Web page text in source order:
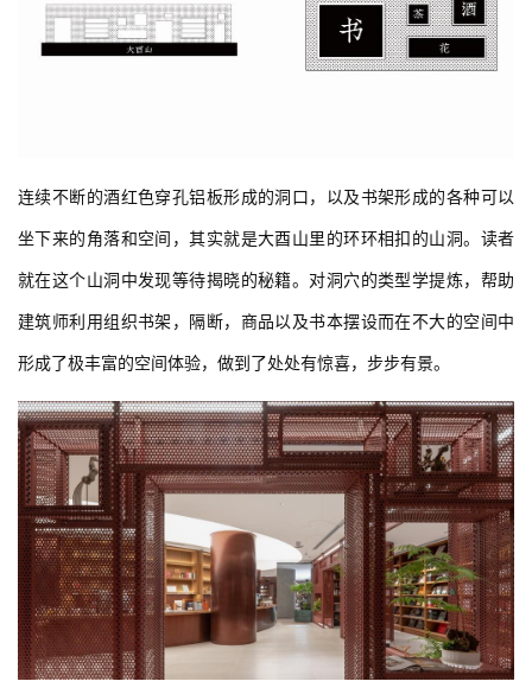
连续不断的酒红色穿孔铝板形成的洞口，以及书架形成的各种可以
坐下来的角落和空间，其实就是大酉山里的环环相扣的山洞。读者
就在这个山洞中发现等待揭晓的秘籍。对洞穴的类型学提炼，帮助
建筑师利用组织书架，隔断，商品以及书本摆设而在不大的空间中
形成了极丰富的空间体验，做到了处处有惊喜，步步有景。